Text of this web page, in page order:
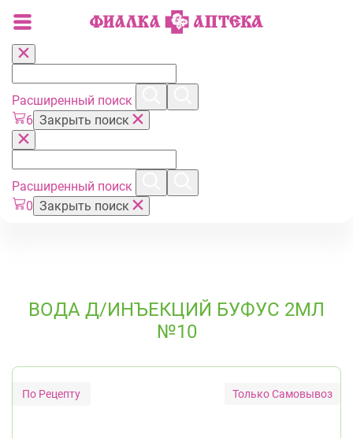
Расширенный поиск
6 Закрыть поиск
Расширенный поиск
0 Закрыть поиск
ВОДА Д/ИНЪЕКЦИЙ БУФУС 2МЛ
№10
Только Самовывоз